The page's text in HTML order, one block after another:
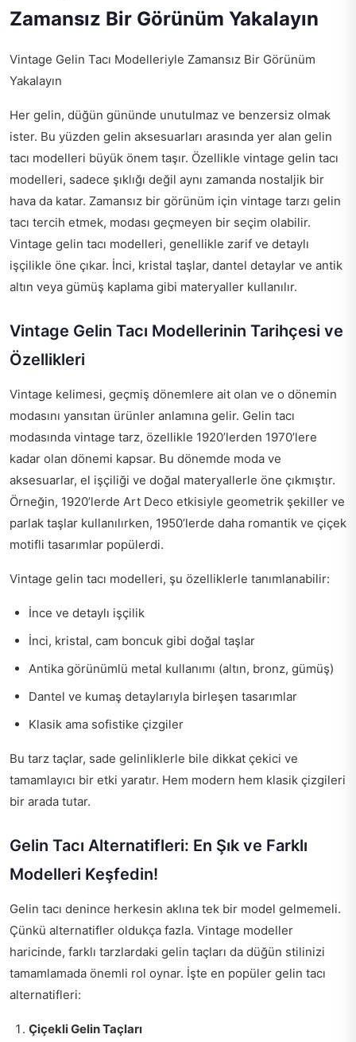
Zamansız Bir Görünüm Yakalayın
Vintage Gelin Tacı Modelleriyle Zamansız Bir Görünüm
Yakalayın
Her gelin, düğün gününde unutulmaz ve benzersiz olmak
ister. Bu yüzden gelin aksesuarları arasında yer alan gelin
tacı modelleri büyük önem taşır. Özellikle vintage gelin tacı
modelleri, sadece şıklığı değil aynı zamanda nostaljik bir
hava da katar. Zamansız bir görünüm için vintage tarzı gelin
tacı tercih etmek, modası geçmeyen bir seçim olabilir.
Vintage gelin tacı modelleri, genellikle zarif ve detaylı
işçilikle öne çıkar. İnci, kristal taşlar, dantel detaylar ve antik
altın veya gümüş kaplama gibi materyaller kullanılır.
Vintage Gelin Tacı Modellerinin Tarihçesi ve
Özellikleri
Vintage kelimesi, geçmiş dönemlere ait olan ve o dönemin
modasını yansıtan ürünler anlamına gelir. Gelin tacı
modasında vintage tarz, özellikle 1920’lerden 1970’lere
kadar olan dönemi kapsar. Bu dönemde moda ve
aksesuarlar, el işçiliği ve doğal materyallerle öne çıkmıştır.
Örneğin, 1920’lerde Art Deco etkisiyle geometrik şekiller ve
parlak taşlar kullanılırken, 1950’lerde daha romantik ve çiçek
motifli tasarımlar popülerdi.
Vintage gelin tacı modelleri, şu özelliklerle tanımlanabilir:
İnce ve detaylı işçilik
İnci, kristal, cam boncuk gibi doğal taşlar
Antika görünümlü metal kullanımı (altın, bronz, gümüş)
Dantel ve kumaş detaylarıyla birleşen tasarımlar
Klasik ama sofistike çizgiler
Bu tarz taçlar, sade gelinliklerle bile dikkat çekici ve
tamamlayıcı bir etki yaratır. Hem modern hem klasik çizgileri
bir arada tutar.
Gelin Tacı Alternatifleri: En Şık ve Farklı
Modelleri Keşfedin!
Gelin tacı denince herkesin aklına tek bir model gelmemeli.
Çünkü alternatifler oldukça fazla. Vintage modeller
haricinde, farklı tarzlardaki gelin taçları da düğün stilinizi
tamamlamada önemli rol oynar. İşte en popüler gelin tacı
alternatifleri:
Çiçekli Gelin Taçları